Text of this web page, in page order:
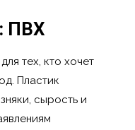
ПВХ
тех, кто хочет
Пластик
сырость и